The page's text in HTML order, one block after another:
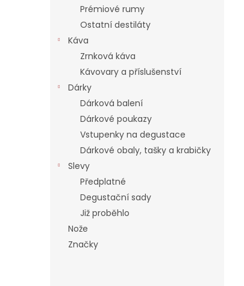
Prémiové rumy
Ostatní destiláty
Káva
Zrnková káva
Kávovary a příslušenství
Dárky
Dárková balení
Dárkové poukazy
Vstupenky na degustace
Dárkové obaly, tašky a krabičky
Slevy
Předplatné
Degustační sady
Již proběhlo
Nože
Značky